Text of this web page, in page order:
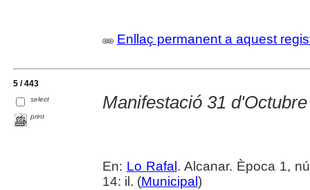
Enllaç permanent a aquest
5 / 443
select
print
Manifestació 31
En: Lo Rafal . Alcanar. Època 1,
14: il. (Municipal)